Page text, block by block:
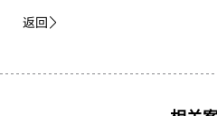
返回